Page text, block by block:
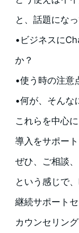
と、話題になっ
•ビジネスに
か？
•使う時の注意
•何が、そんな
これらを中心
導入をサポート
ぜひ、ご相談
という感じで、
継続サポート
カウンセリン